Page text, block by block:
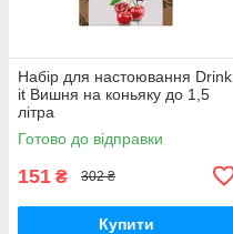
Набір для настоювання Drink
it Вишня на коньяку до 1,5
літра
Готово до відправки
151 ₴ 302 ₴
Купити